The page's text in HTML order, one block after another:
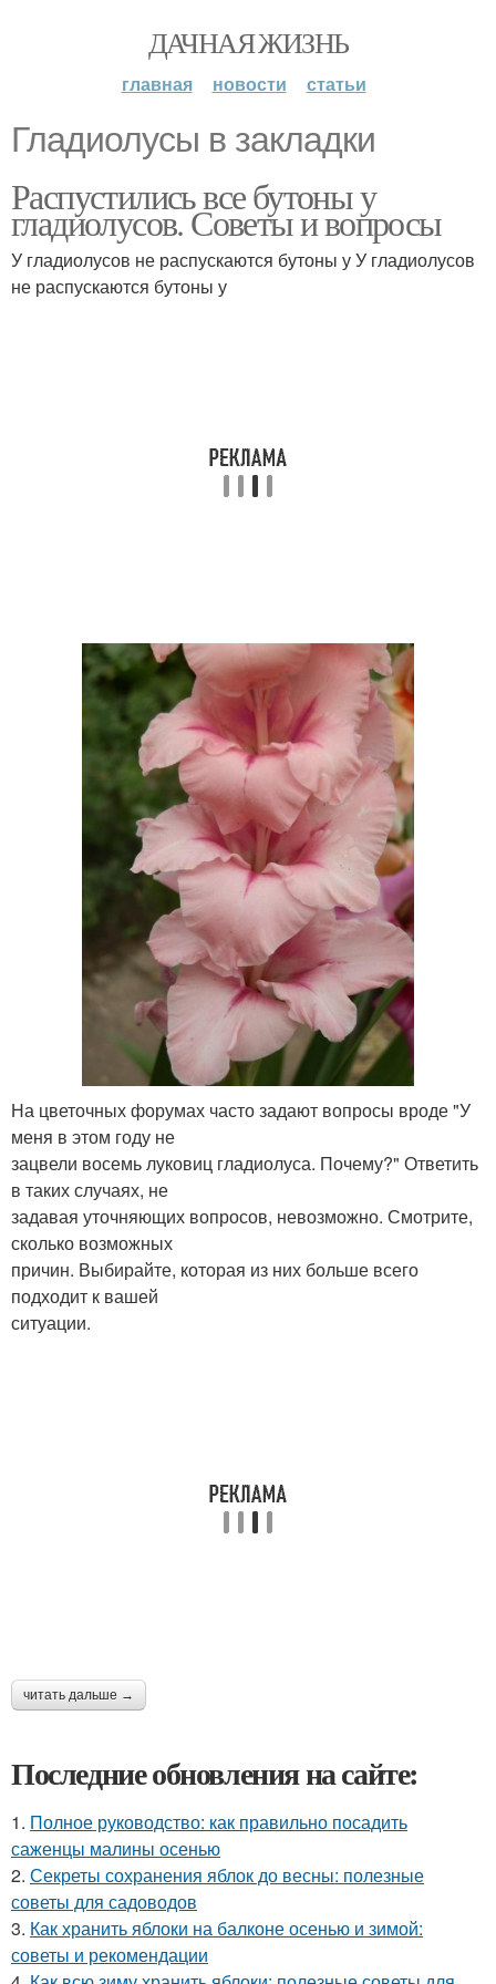
ДАЧНАЯ ЖИЗНЬ
главная новости статьи
Гладиолусы в закладки
Распустились все бутоны у
гладиолусов. Советы и вопросы
У гладиолусов не распускаются бутоны у У гладиолусов
не распускаются бутоны у
На цветочных форумах часто задают вопросы вроде "У
меня в этом году не
зацвели восемь луковиц гладиолуса. Почему?" Ответить
в таких случаях, не
задавая уточняющих вопросов, невозможно. Смотрите,
сколько возможных
причин. Выбирайте, которая из них больше всего
подходит к вашей
ситуации.
читать дальше →
Последние обновления на сайте:
1. Полное руководство: как правильно посадить
саженцы малины осенью
2. Секреты сохранения яблок до весны: полезные
советы для садоводов
3. Как хранить яблоки на балконе осенью и зимой:
советы и рекомендации